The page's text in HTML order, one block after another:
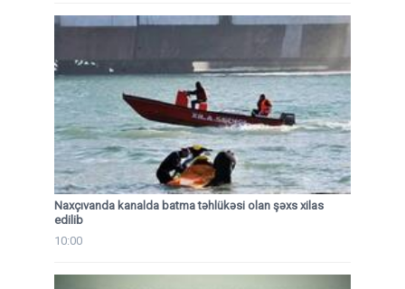
Naxçıvanda kanalda batma təhlükəsi olan şəxs xilas
edilib
10:00